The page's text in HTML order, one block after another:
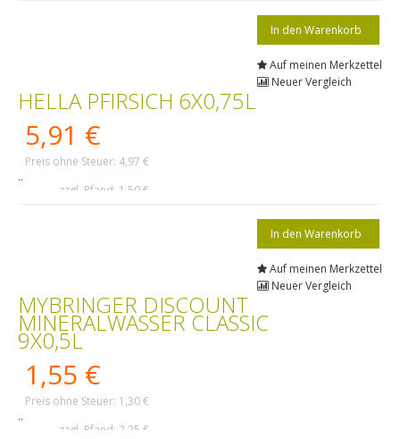
Auf meinen Merkzettel
Neuer Vergleich
HELLA PFIRSICH 6X0,75L
5,91 €
Preis ohne Steuer: 4,97 €
zzgl. Pfand: 1,50 €
..
Auf meinen Merkzettel
Neuer Vergleich
MYBRINGER DISCOUNT
MINERALWASSER CLASSIC
9X0,5L
1,55 €
Preis ohne Steuer: 1,30 €
zzgl. Pfand: 2,25 €
..